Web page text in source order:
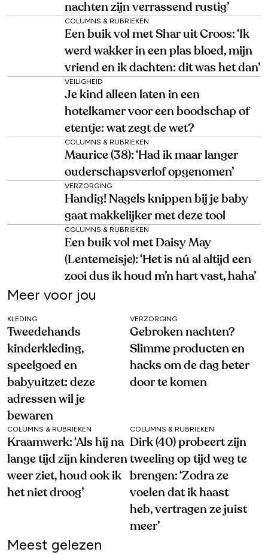
nachten zijn verrassend rustig’
COLUMNS & RUBRIEKEN
Een buik vol met Shar uit Croos: ‘Ik
werd wakker in een plas bloed, mijn
vriend en ik dachten: dit was het dan’
VEILIGHEID
Je kind alleen laten in een
hotelkamer voor een boodschap of
etentje: wat zegt de wet?
COLUMNS & RUBRIEKEN
Maurice (38): ‘Had ik maar langer
ouderschapsverlof opgenomen’
VERZORGING
Handig! Nagels knippen bij je baby
gaat makkelijker met deze tool
COLUMNS & RUBRIEKEN
Een buik vol met Daisy May
(Lentemeisje): ‘Het is nú al altijd een
zooi dus ik houd m’n hart vast, haha’
Meer voor jou
KLEDING
Tweedehands
kinderkleding,
speelgoed en
babyuitzet: deze
adressen wil je
bewaren
VERZORGING
Gebroken nachten?
Slimme producten en
hacks om de dag beter
door te komen
COLUMNS & RUBRIEKEN
Kraamwerk: ‘Als hij na
lange tijd zijn kinderen
weer ziet, houd ook ik
het niet droog’
COLUMNS & RUBRIEKEN
Dirk (40) probeert zijn
tweeling op tijd weg te
brengen: ‘Zodra ze
voelen dat ik haast
heb, vertragen ze juist
meer’
Meest gelezen